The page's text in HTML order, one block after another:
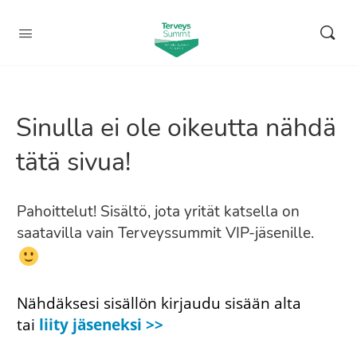
Sinulla ei ole oikeutta nähdä
tätä sivua!
Pahoittelut! Sisältö, jota yrität katsella on
saatavilla vain Terveyssummit VIP-jäsenille.
Nähdäksesi sisällön kirjaudu sisään alta
tai liity jäseneksi >>